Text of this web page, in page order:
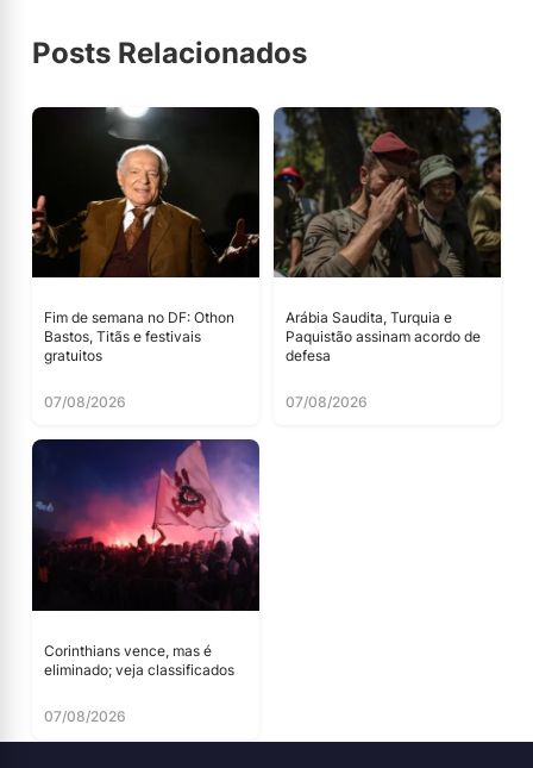
Posts Relacionados
Fim de semana no DF: Othon
Bastos, Titãs e festivais
gratuitos
07/08/2026
Arábia Saudita, Turquia e
Paquistão assinam acordo de
defesa
07/08/2026
Corinthians vence, mas é
eliminado; veja classificados
07/08/2026